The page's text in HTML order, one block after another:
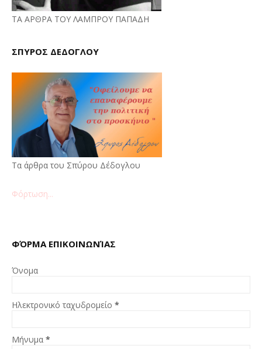
ΤΑ ΑΡΘΡΑ ΤΟΥ ΛΑΜΠΡΟΥ ΠΑΠΑΔΗ
ΣΠΥΡΟΣ ΔΕΔΟΓΛΟΥ
Τα άρθρα του Σπύρου Δέδογλου
Φόρτωση...
ΦΌΡΜΑ ΕΠΙΚΟΙΝΩΝΊΑΣ
Όνομα
Ηλεκτρονικό ταχυδρομείο *
Μήνυμα *